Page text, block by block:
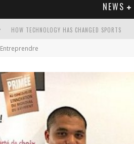
NEWS
HOW TECHNOLOGY HAS CHANGED SPORTS
Entreprendre